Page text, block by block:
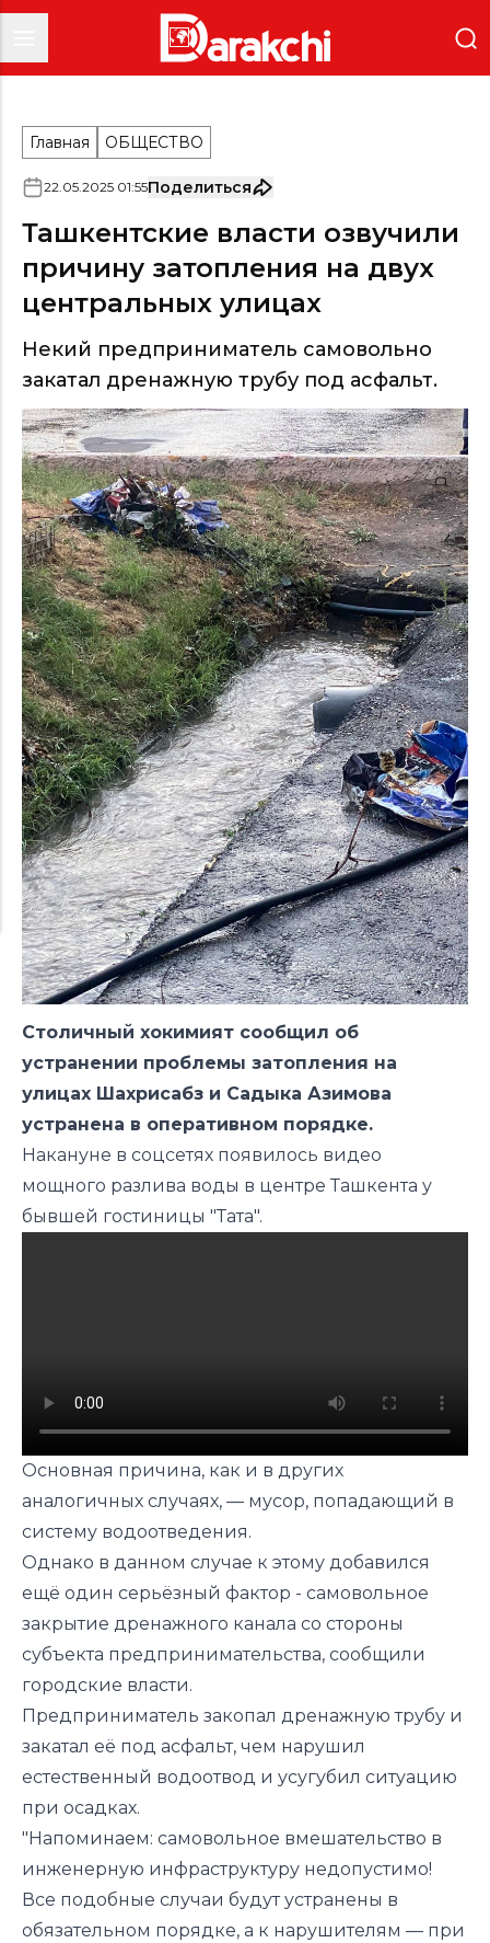
Главная ОБЩЕСТВО
22.05.2025 01:55Поделиться
Ташкентские власти озвучили
причину затопления на двух
центральных улицах
Некий предприниматель самовольно
закатал дренажную трубу под асфальт.
Столичный хокимият сообщил об
устранении проблемы затопления на
улицах Шахрисабз и Садыка Азимова
устранена в оперативном порядке.
Накануне в соцсетях появилось видео
мощного разлива воды в центре Ташкента у
бывшей гостиницы "Тата".
Основная причина, как и в других
аналогичных случаях, — мусор, попадающий в
систему водоотведения.
Однако в данном случае к этому добавился
ещё один серьёзный фактор - самовольное
закрытие дренажного канала со стороны
субъекта предпринимательства, сообщили
городские власти.
Предприниматель закопал дренажную трубу и
закатал её под асфальт, чем нарушил
естественный водоотвод и усугубил ситуацию
при осадках.
"Напоминаем: самовольное вмешательство в
инженерную инфраструктуру недопустимо!
Все подобные случаи будут устранены в
обязательном порядке, а к нарушителям — при